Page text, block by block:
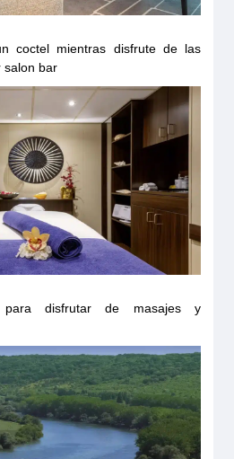
coctel mientras disfrute de las
salon bar
para disfrutar de masajes y